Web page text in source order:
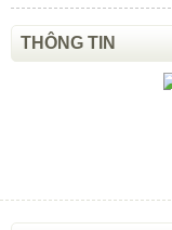
THÔNG TIN